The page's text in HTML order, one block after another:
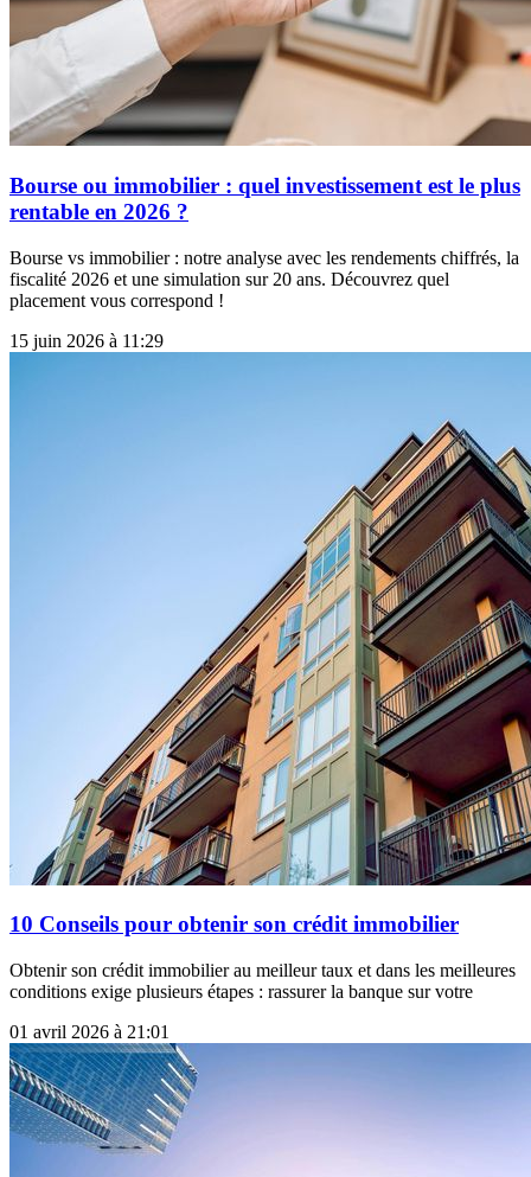
Bourse ou immobilier : quel investissement est le plus
rentable en 2026 ?
Bourse vs immobilier : notre analyse avec les rendements chiffrés, la
fiscalité 2026 et une simulation sur 20 ans. Découvrez quel
placement vous correspond !
15 juin 2026 à 11:29
10 Conseils pour obtenir son crédit immobilier
Obtenir son crédit immobilier au meilleur taux et dans les meilleures
conditions exige plusieurs étapes : rassurer la banque sur votre
01 avril 2026 à 21:01